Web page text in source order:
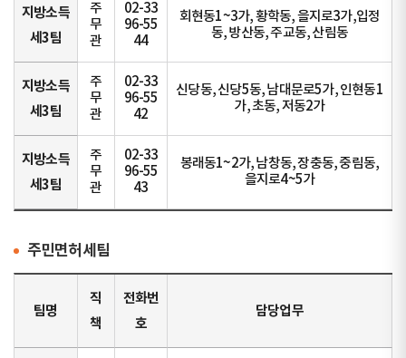
지방소득
세3팀
주
무
관
02-33
96-55
44
회현동1~3가, 황학동, 을지로3가,입정
동, 방산동, 주교동, 산림동
지방소득
세3팀
주
무
관
02-33
96-55
42
신당동, 신당5동, 남대문로5가, 인현동1
가, 초동, 저동2가
지방소득
세3팀
주
무
관
02-33
96-55
43
봉래동1~2가, 남창동, 장충동, 중림동,
을지로4~5가
주민면허세팀
팀명
직
책
전화번
호
담당업무